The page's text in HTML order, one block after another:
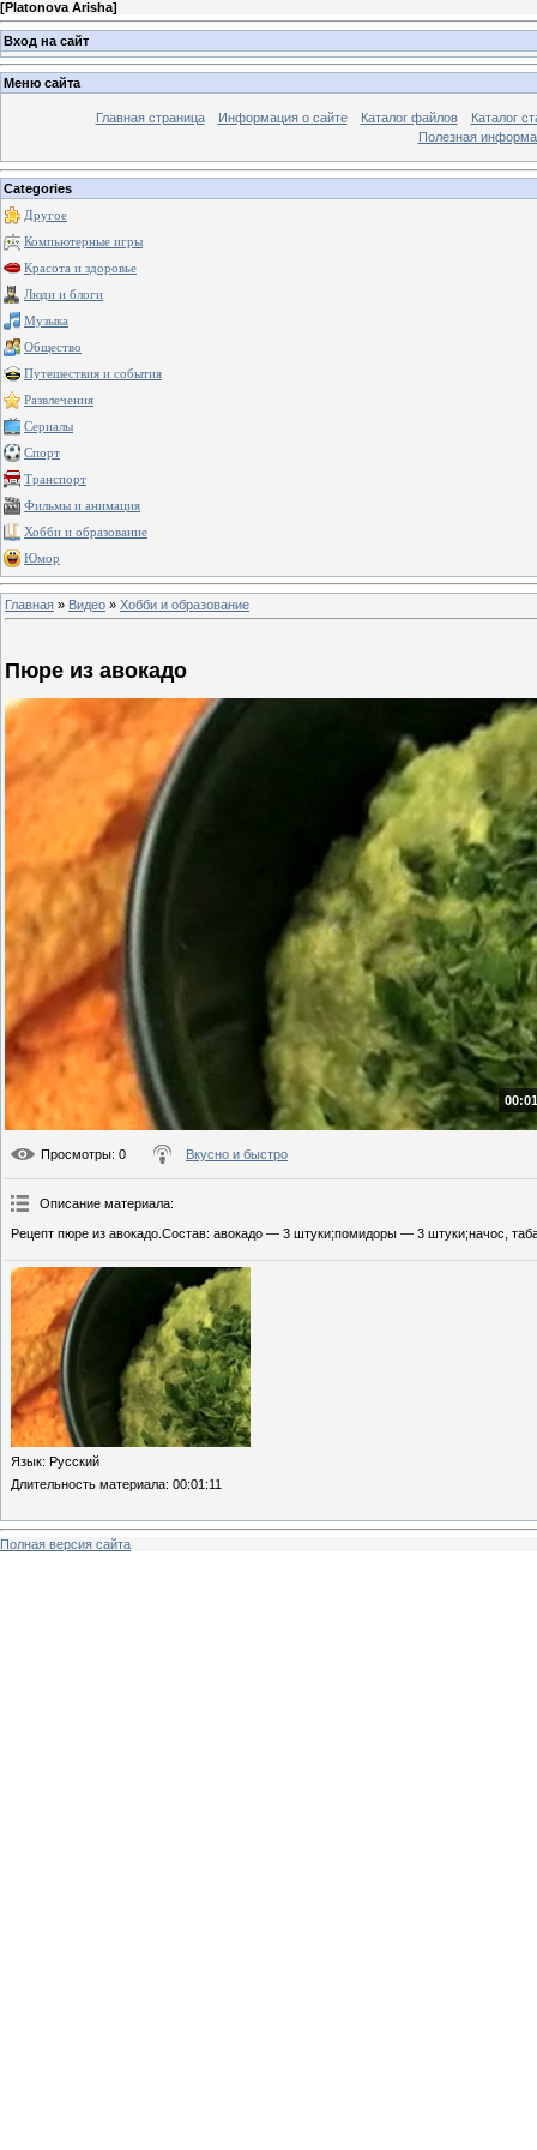
[Platonova Arisha]
Вход на сайт
Меню сайта
Главная страница Информация о сайте Каталог файлов
Каталог
Полезная
Categories
Другое
Компьютерные игры
Красота и здоровье
Люди и блоги
Музыка
Общество
Путешествия и события
Развлечения
Сериалы
Спорт
Транспорт
Фильмы и анимация
Хобби и образование
Юмор
Главная » Видео » Хобби и образование
Пюре из авокадо
Просмотры: 0 Вкусно и быстро
Описание материала:
Рецепт пюре из авокадо.Состав: авокадо — 3 штуки;помидоры — 3 штуки;начос,
Язык: Русский
Длительность материала: 00:01:11
Полная версия сайта